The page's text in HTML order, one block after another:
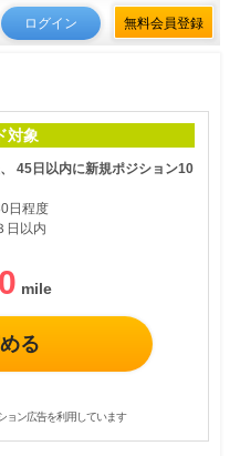
ログイン 無料会員登録
対象
45日以内に新規ポジション10
日程度
日以内
る
ョン広告を利用しています